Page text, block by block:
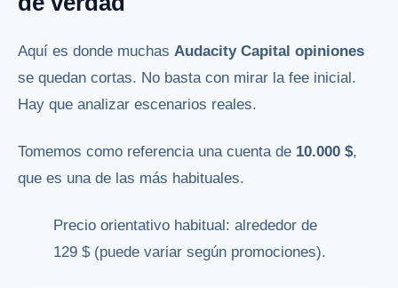
Aquí es donde muchas Audacity Capital opiniones
se quedan cortas. No basta con mirar la fee inicial.
Hay que analizar escenarios reales.
Tomemos como referencia una cuenta de 10.000 $,
que es una de las más habituales.
Precio orientativo habitual: alrededor de
129 $ (puede variar según promociones).